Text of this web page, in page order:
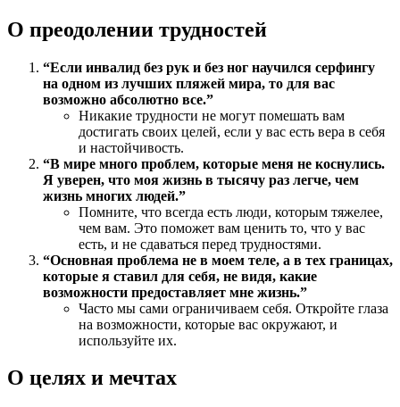
О преодолении трудностей
“Если инвалид без рук и без ног научился серфингу
на одном из лучших пляжей мира, то для вас
возможно абсолютно все.”
Никакие трудности не могут помешать вам
достигать своих целей, если у вас есть вера в себя
и настойчивость.
“В мире много проблем, которые меня не коснулись.
Я уверен, что моя жизнь в тысячу раз легче, чем
жизнь многих людей.”
Помните, что всегда есть люди, которым тяжелее,
чем вам. Это поможет вам ценить то, что у вас
есть, и не сдаваться перед трудностями.
“Основная проблема не в моем теле, а в тех границах,
которые я ставил для себя, не видя, какие
возможности предоставляет мне жизнь.”
Часто мы сами ограничиваем себя. Откройте глаза
на возможности, которые вас окружают, и
используйте их.
О целях и мечтах